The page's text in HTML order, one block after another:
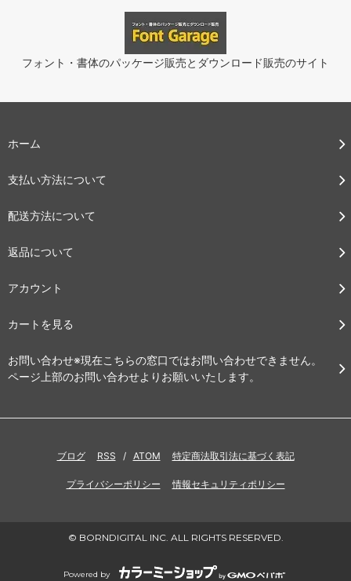
フォント・書体のパッケージ販売とダウンロード販売のサイト
ホーム
支払い方法について
配送方法について
返品について
アカウント
カートを見る
お問い合わせ※現在こちらの窓口ではお問い合わせできません。
ページ上部のお問い合わせよりお願いいたします。
ブログ RSS / ATOM 特定商法取引法に基づく表記
プライバシーポリシー 情報セキュリティポリシー
© BORNDIGITAL INC. ALL RIGHTS RESERVED.
Powered by